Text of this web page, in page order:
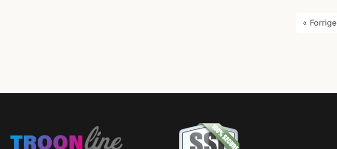
« Forrige